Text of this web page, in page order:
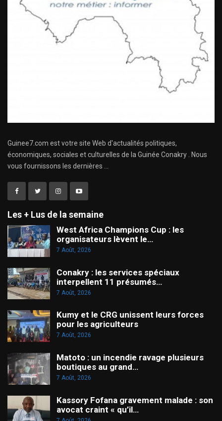
Guinee7.com est votre site Web d'actualités politiques,
économiques, sociales et culturelles de la Guinée Conakry . Nous
vous fournissons les dernières ...
Les + Lus de la semaine
West Africa Champions Cup : les
organisateurs lèvent le…
7 Août, 2026
Conakry : les services spéciaux
interpellent 11 présumés…
7 Août, 2026
Kumy et le CRG unissent leurs forces
pour les agriculteurs
7 Août, 2026
Matoto : un incendie ravage plusieurs
boutiques au grand…
7 Août, 2026
Kassory Fofana gravement malade : son
avocat craint « qu’il…